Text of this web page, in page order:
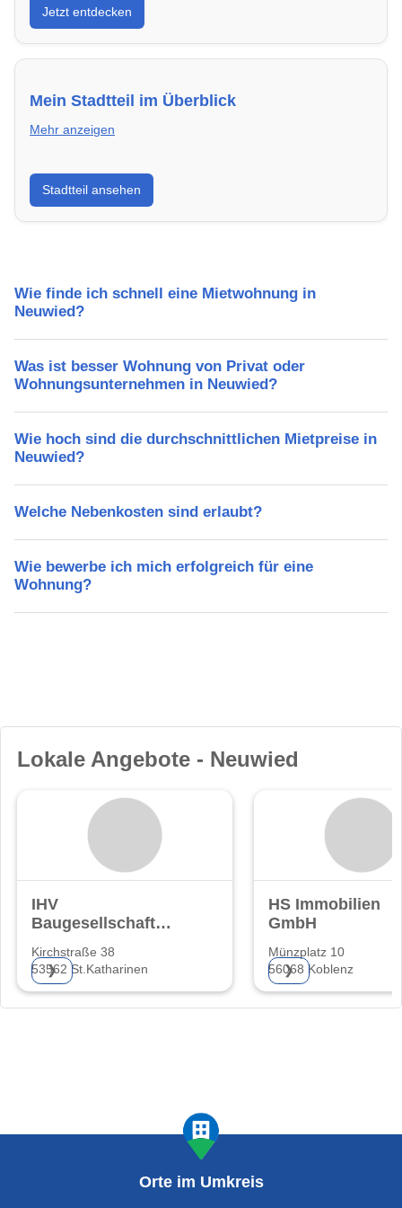
energieeffizient und sofort bezugsfertig.
Jetzt entdecken
Mein Stadtteil im Überblick
Mehr anzeigen
Erfahre mehr über deinen Stadtteil in Neuwied:
Lebensqualität, Verkehrsanbindung, Schulen,
Stadtteil ansehen
Wie finde ich schnell eine Mietwohnung in
Neuwied?
Was ist besser Wohnung von Privat oder
Wohnungsunternehmen in Neuwied?
Wie hoch sind die durchschnittlichen Mietpreise in
Neuwied?
Welche Nebenkosten sind erlaubt?
Wie bewerbe ich mich erfolgreich für eine
Wohnung?
Lokale Angebote - Neuwied
IHV
Baugesellschaft
(haftungsbeschränkt)
Kirchstraße 38
53562 St.Katharinen
❯
HS Immobilien
GmbH
Münzplatz 10
56068 Koblenz
❯
Orte im Umkreis